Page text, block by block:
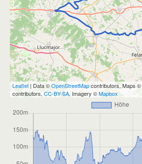
Leaflet | Data ©OpenStreetMapcontributors, Maps ©
contributors, CC-BY-SA, Imagery ©Mapbox